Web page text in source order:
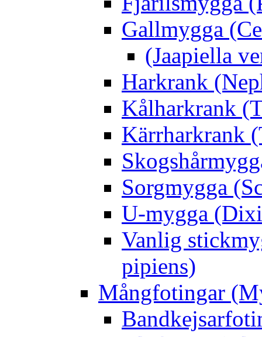
Gallmygga
(Jaapiella
Harkrank
Kålharkrank
Kärrharkrank
Sorgmygga
U-mygga
Vanlig
pipiens)
Mångfotingar